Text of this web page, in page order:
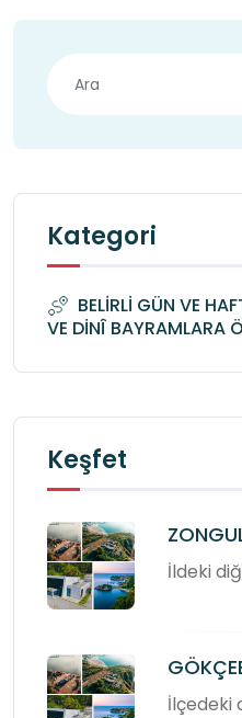
Kategori
BELİRLİ GÜN VE
VE DİNÎ BAYRAMLARA
Keşfet
İldeki
İlçedeki